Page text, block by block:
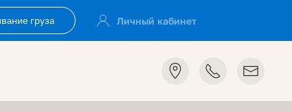
Личный кабинет